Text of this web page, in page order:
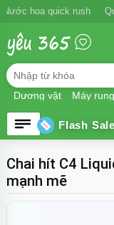
Ngăn xuất tinh sớm
Dương vật Máy rung
Flash Sale
Chai hít C4
mạnh mẽ